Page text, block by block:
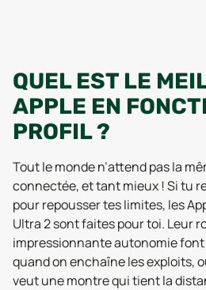
QUEL EST LE
APPLE EN
PROFIL ?
Tout le monde n’attend pas la
connectée, et tant mieux ! Si tu
pour repousser tes limites, les
Ultra 2 sont faites pour toi. Leur
impressionnante autonomie
quand on enchaîne les exploits,
veut une montre qui tient la